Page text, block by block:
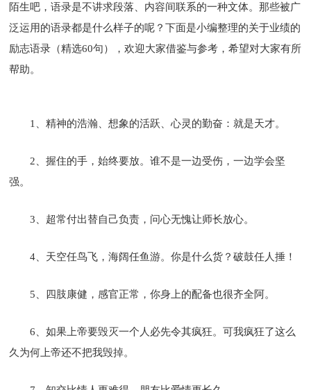
陌生吧，语录是不讲求段落、内容间联系的一种文体。那些被广
泛运用的语录都是什么样子的呢？下面是小编整理的关于业绩的
励志语录（精选60句），欢迎大家借鉴与参考，希望对大家有所
帮助。
1、精神的浩瀚、想象的活跃、心灵的勤奋：就是天才。
2、握住的手，始终要放。谁不是一边受伤，一边学会坚
强。
3、超常付出替自己负责，问心无愧让师长放心。
4、天空任鸟飞，海阔任鱼游。你是什么货？破鼓任人捶！
5、四肢康健，感官正常，你身上的配备也很齐全阿。
6、如果上帝要毁灭一个人必先令其疯狂。可我疯狂了这么
久为何上帝还不把我毁掉。